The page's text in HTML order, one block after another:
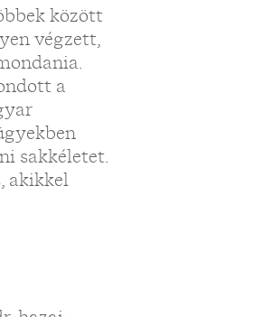
között
végzett,
a
sakkéletet.
akikkel